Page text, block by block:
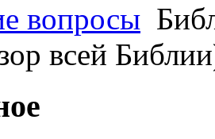
вопросы
всей